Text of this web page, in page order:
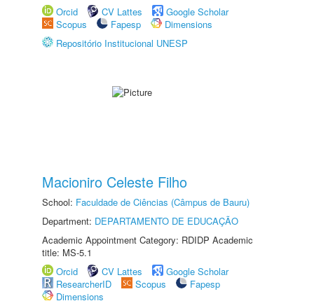
Orcid
CV Lattes
Google Scholar
Scopus
Fapesp
Dimensions
Repositório Institucional UNESP
Macioniro Celeste Filho
School: Faculdade de Ciências (Câmpus de Bauru)
Department: DEPARTAMENTO DE EDUCAÇÃO
Academic Appointment Category: RDIDP Academic
title: MS-5.1
Orcid
CV Lattes
Google Scholar
ResearcherID
Scopus
Fapesp
Dimensions